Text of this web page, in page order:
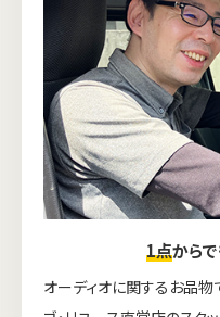
1点から
オーディオに関するお品